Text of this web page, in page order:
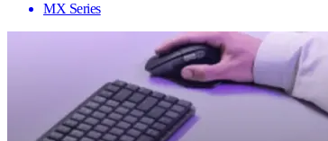
MX Series